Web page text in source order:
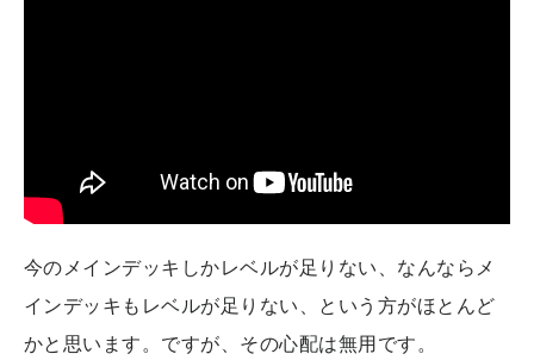
今のメインデッキしかレベルが足りない、なんならメ
インデッキもレベルが足りない、という方がほとんど
かと思います。ですが、その心配は無用です。